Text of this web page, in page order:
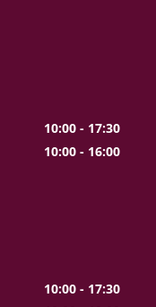
10:00 - 17:30
10:00 - 16:00
10:00 - 17:30